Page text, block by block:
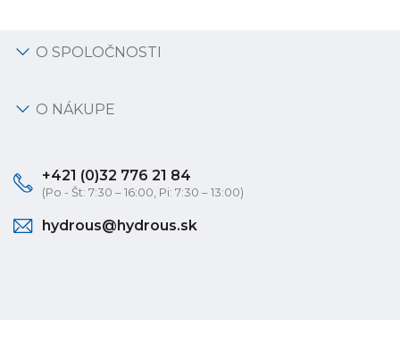
O SPOLOČNOSTI
O NÁKUPE
+421 (0)32 776 21 84
(Po - Št: 7:30 – 16:00, Pi: 7:30 – 13:00)
hydrous@hydrous.sk